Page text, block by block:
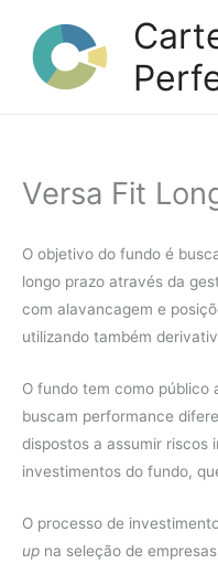
conteúdo
Versa Fit
O objetivo do fundo é
longo prazo através da
com alavancagem e
utilizando também
O fundo tem como público
buscam performance
dispostos a assumir riscos
investimentos do fundo,
O processo de
up na seleção de